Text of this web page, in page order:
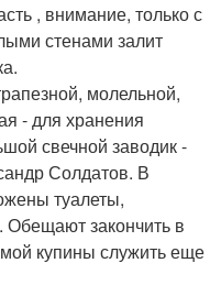
, внимание, только с
стенами залит
молельной,
- для хранения
свечной заводик -
Солдатов. В
туалеты,
Обещают закончить в
купины служить еще